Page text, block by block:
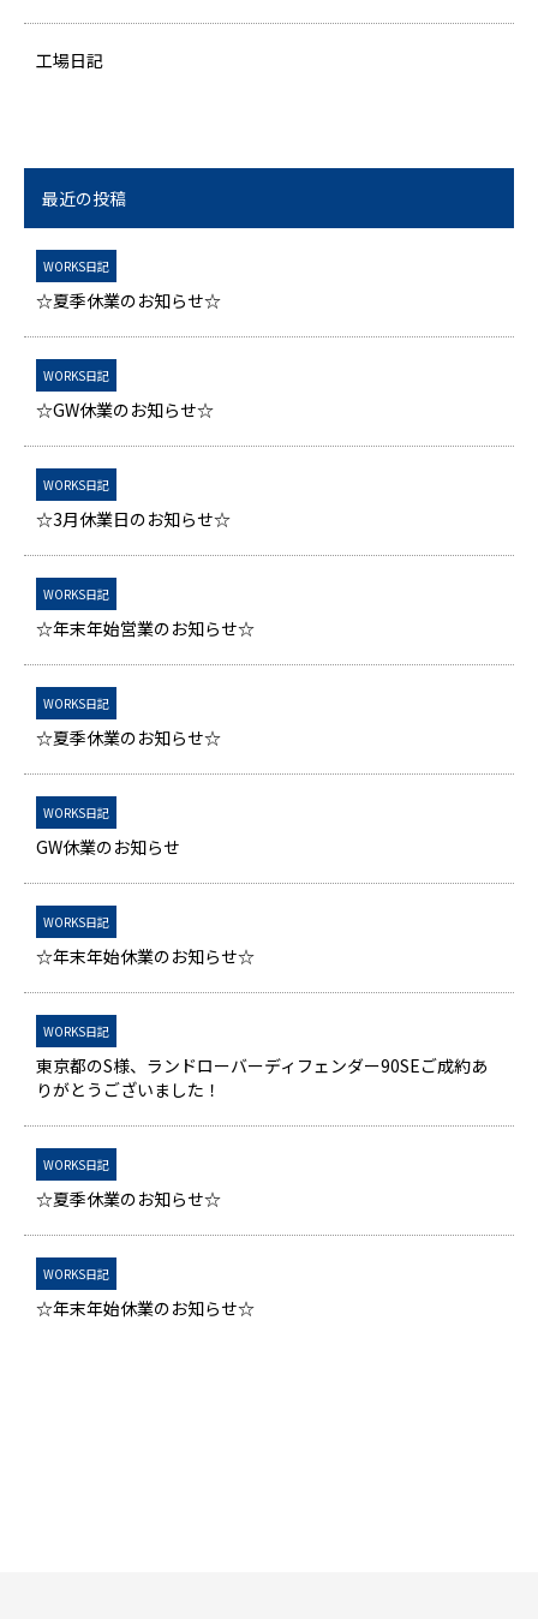
工場日記
最近の投稿
WORKS日記
☆夏季休業のお知らせ☆
WORKS日記
☆GW休業のお知らせ☆
WORKS日記
☆3月休業日のお知らせ☆
WORKS日記
☆年末年始営業のお知らせ☆
WORKS日記
☆夏季休業のお知らせ☆
WORKS日記
GW休業のお知らせ
WORKS日記
☆年末年始休業のお知らせ☆
WORKS日記
東京都のS様、ランドローバーディフェンダー90SEご成約あ
りがとうございました！
WORKS日記
☆夏季休業のお知らせ☆
WORKS日記
☆年末年始休業のお知らせ☆